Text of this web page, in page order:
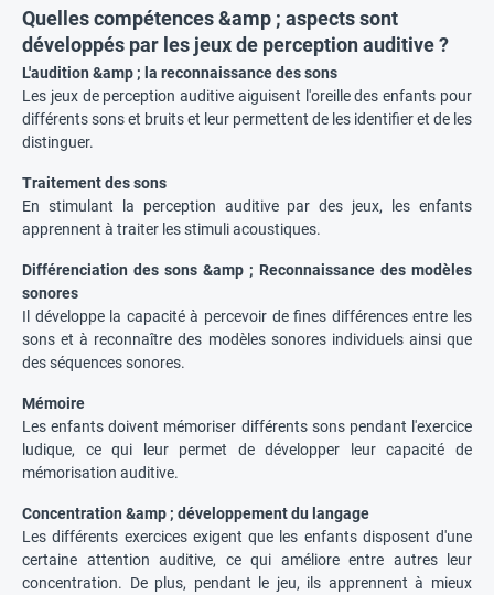
Quelles compétences &amp ; aspects sont
développés par les jeux de perception auditive ?
L'audition &amp ; la reconnaissance des sons
Les jeux de perception auditive aiguisent l'oreille des enfants pour
différents sons et bruits et leur permettent de les identifier et de les
distinguer.
Traitement des sons
En stimulant la perception auditive par des jeux, les enfants
apprennent à traiter les stimuli acoustiques.
Différenciation des sons &amp ; Reconnaissance des modèles
sonores
Il développe la capacité à percevoir de fines différences entre les
sons et à reconnaître des modèles sonores individuels ainsi que
des séquences sonores.
Mémoire
Les enfants doivent mémoriser différents sons pendant l'exercice
ludique, ce qui leur permet de développer leur capacité de
mémorisation auditive.
Concentration &amp ; développement du langage
Les différents exercices exigent que les enfants disposent d'une
certaine attention auditive, ce qui améliore entre autres leur
concentration. De plus, pendant le jeu, ils apprennent à mieux